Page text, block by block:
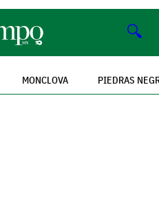
🔍
MONCLOVA PIEDRAS